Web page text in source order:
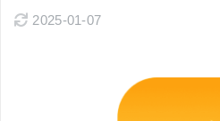
2025-01-07